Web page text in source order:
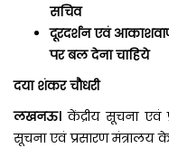
सचिव
दूरदर्शन एवं
पर बल देना चाहिये
दया शंकर चौधरी
लखनऊ। केंद्रीय सूचना
सूचना एवं प्रसारण मंत्रालय